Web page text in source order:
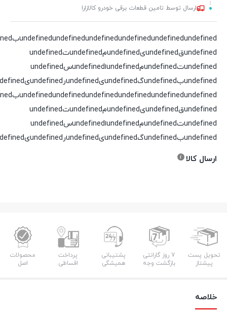
ارسال توسط تامین قطعات برقی خودرو کالازارا
undefinedundefinedundefinedundefinedundefined
undefinedقundefinedیundefinedمundefinedتundefined
undefinedتundefinedمundefinedاundefinedسundefined
undefinedبundefinedگundefinedیundefinedرundefinedیundefinedدundefined
undefinedundefinedundefinedundefinedundefined
undefinedقundefinedیundefinedمundefinedتundefined
undefinedتundefinedمundefinedاundefinedسundefined
undefinedبundefinedگundefinedیundefinedرundefinedیundefinedدundefined
ارسال کالا
تحویل پست
پیشتاز
7 روز گارانتی
بازگشت وجه
پشتیبانی
همیشگی
پرداخت
اقساطی
محصولات
اصل
خلاصه